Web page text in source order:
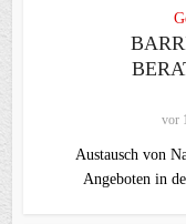
vor
Austausch von
Angeboten in